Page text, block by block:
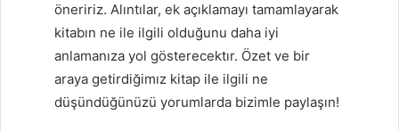
öneririz. Alıntılar, ek açıklamayı tamamlayarak
kitabın ne ile ilgili olduğunu daha iyi
anlamanıza yol gösterecektır. Özet ve bir
araya getirdiğimız kitap ile ilgili ne
düşündüğünüzü yorumlarda bizimle paylaşın!